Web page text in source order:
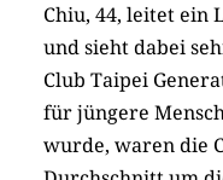
Chiu, 44, leitet ein
und sieht dabei
Club Taipei
für jüngere
wurde, waren die